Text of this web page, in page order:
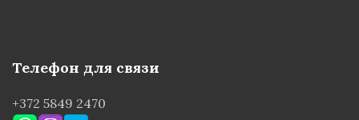
Телефон для связи
+372 5849 2470